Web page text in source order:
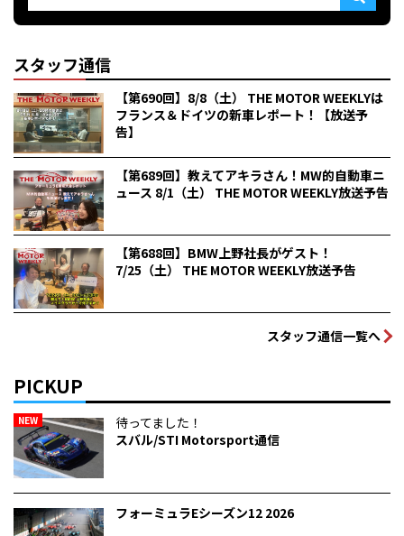
スタッフ通信
【第690回】8/8（土） THE MOTOR WEEKLYは
フランス＆ドイツの新車レポート！【放送予
告】
【第689回】教えてアキラさん！MW的自動車ニ
ュース 8/1（土） THE MOTOR WEEKLY放送予告
【第688回】BMW上野社長がゲスト！
7/25（土） THE MOTOR WEEKLY放送予告
スタッフ通信一覧へ
PICKUP
NEW
待ってました！
スバル/STI Motorsport通信
フォーミュラEシーズン12 2026